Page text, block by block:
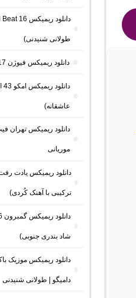
طولانی شنیدنی)
دانلود ریمیکس فیوژن 17 از لیروی بیتز
عاشقانه)
موریانی
دانلود ریمیکس یادت
ترکیبی با آهنک کُردی)
شاد بندری جنوبی)
دامیگو | طولانی شنیدنی